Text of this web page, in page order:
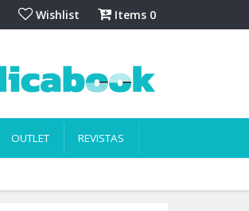
Wishlist Items 0
OUTLET REVISTAS